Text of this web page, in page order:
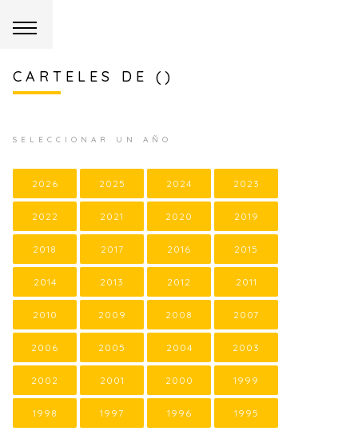
CARTELES DE ()
SELECCIONAR UN AÑO
2026 2025 2024 2023
2022 2021 2020 2019
2018 2017 2016 2015
2014 2013 2012 2011
2010 2009 2008 2007
2006 2005 2004 2003
2002 2001 2000 1999
1998 1997 1996 1995